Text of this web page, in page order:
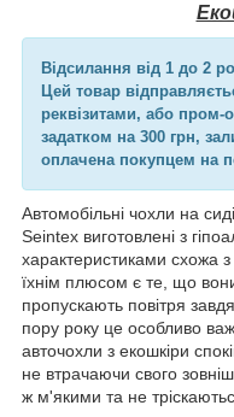
Відсилання від 1 до 2
Цей товар
реквізитами, або
задатком на 300 грн,
оплачена покупцем на
Автомобільні чохли на
Seintex виготовлені з
характеристиками схожа
їхнім плюсом є те, що
пропускають повітря
пору року це особливо
авточохли з екошкіри
не втрачаючи свого
ж м'якими та не